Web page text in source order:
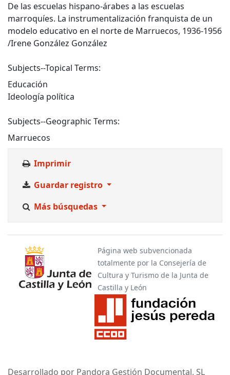
De las escuelas hispano-árabes a las escuelas
marroquíes. La instrumentalización franquista de un
modelo educativo en el norte de Marruecos, 1936-1956
/Irene González González
Subjects--Topical Terms:
Educación
Ideología política
Subjects--Geographic Terms:
Marruecos
Imprimir
Guardar registro
Más búsquedas
Página web subvencionada
totalmente por la Consejería de
Cultura y Turismo de la Junta de
Castilla y León
Desarrollado por Pandora Gestión Documental, SL